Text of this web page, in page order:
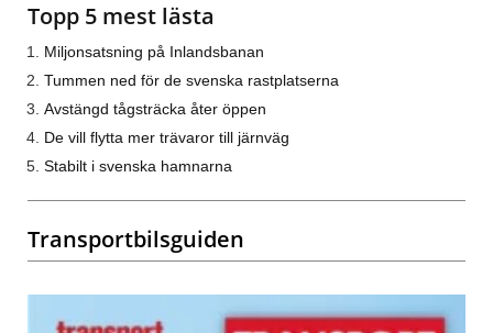
Topp 5 mest lästa
Miljonsatsning på Inlandsbanan
Tummen ned för de svenska rastplatserna
Avstängd tågsträcka åter öppen
De vill flytta mer trävaror till järnväg
Stabilt i svenska hamnarna
Transportbilsguiden